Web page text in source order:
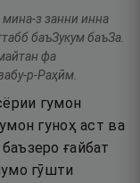
з занни инна
баъЗукум баъЗа.
фа
р-Раҳӣм.
гумон
гуноҳ аст ва
ғайбат
гӯшти